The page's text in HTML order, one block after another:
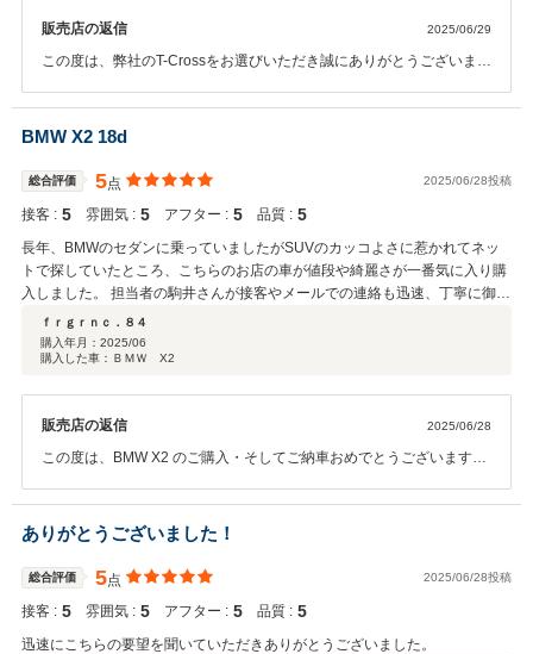
販売店の返信 2025/06/29
この度は、弊社のT-Crossをお選びいただき誠にありがとうございまし
とのカーライフが、思い出に残る素敵な時間となりますように願って
おります。 今後とも末永くお付き合いいただけますよう、スタッフ一
たします。
BMW X2 18d
総合評価 5点 2025/06/28投稿
接客 : 5 雰囲気 : 5 アフター : 5 品質 : 5
長年、BMWのセダンに乗っていましたがSUVのカッコよさに惹かれてネッ
トで探していたところ、こちらのお店の車が値段や綺麗さが一番気に入り購
入しました。 担当者の駒井さんが接客やメールでの連絡も迅速、丁寧に御対
応していただきありがたく思いました。
ｆｒｇｒｎｃ．８４
購入年月： 2025/06
購入した車：ＢＭＷ X2
販売店の返信 2025/06/28
この度は、BMW X2 のご購入・そしてご納車おめでとうございます！
もいただき大変嬉しく思います！ これから始まるX2との新しい日々を
存分にお楽しみください。 今後とも末永くよろしくお願いいたしま
す。
ありがとうございました！
総合評価 5点 2025/06/28投稿
接客 : 5 雰囲気 : 5 アフター : 5 品質 : 5
迅速にこちらの要望を聞いていただきありがとうございました。